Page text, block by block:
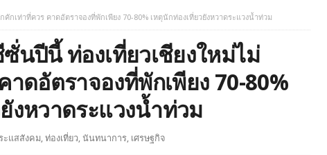
กเท่าที่ควร คาดอัตราจองที่พักเพียง 70-80% เหตุนักท่องเที่ยวยังหวาดระแวงน้ำท่วม
นปีนี้ ท่องเที่ยวเชียงใหม่ไม่
าดอัตราจองที่พักเพียง 70-80%
งหวาดระแวงน้ำท่วม
ะแสสังคม, ท่องเที่ยว, นันทนาการ, เศรษฐกิจ